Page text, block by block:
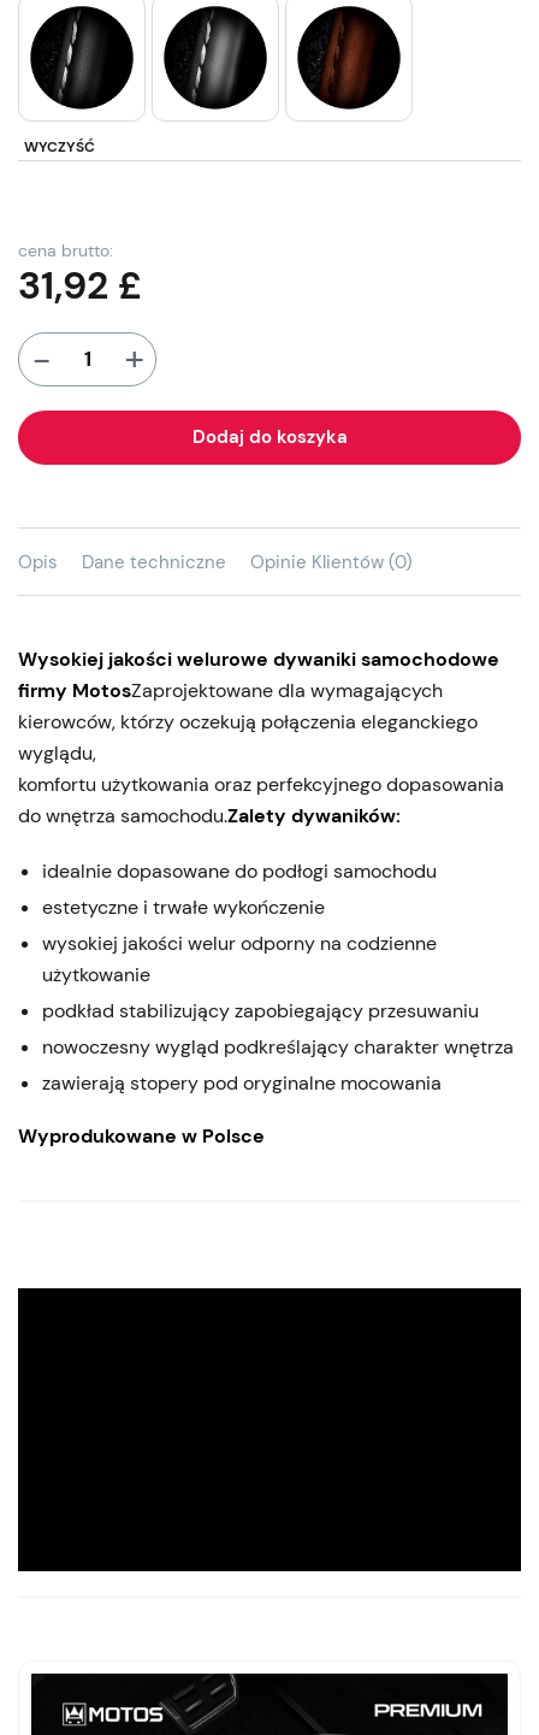
WYCZYŚĆ
cena brutto:
31,92 £
- +
Dodaj do koszyka
Opis Dane techniczne Opinie Klientów (0)
Wysokiej jakości welurowe dywaniki samochodowe
firmy MotosZaprojektowane dla wymagających
kierowców, którzy oczekują połączenia eleganckiego
wyglądu,
komfortu użytkowania oraz perfekcyjnego dopasowania
do wnętrza samochodu.Zalety dywaników:
idealnie dopasowane do podłogi samochodu
estetyczne i trwałe wykończenie
wysokiej jakości welur odporny na codzienne
użytkowanie
podkład stabilizujący zapobiegający przesuwaniu
nowoczesny wygląd podkreślający charakter wnętrza
zawierają stopery pod oryginalne mocowania
Wyprodukowane w Polsce